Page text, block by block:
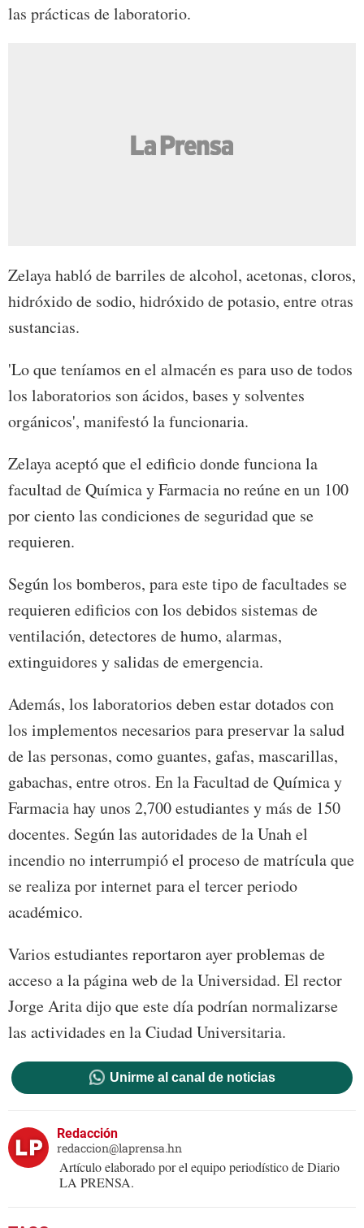
las prácticas de laboratorio.
Zelaya habló de barriles de alcohol, acetonas, cloros,
hidróxido de sodio, hidróxido de potasio, entre otras
sustancias.
'Lo que teníamos en el almacén es para uso de todos
los laboratorios son ácidos, bases y solventes
orgánicos', manifestó la funcionaria.
Zelaya aceptó que el edificio donde funciona la
facultad de Química y Farmacia no reúne en un 100
por ciento las condiciones de seguridad que se
requieren.
Según los bomberos, para este tipo de facultades se
requieren edificios con los debidos sistemas de
ventilación, detectores de humo, alarmas,
extinguidores y salidas de emergencia.
Además, los laboratorios deben estar dotados con
los implementos necesarios para preservar la salud
de las personas, como guantes, gafas, mascarillas,
gabachas, entre otros. En la Facultad de Química y
Farmacia hay unos 2,700 estudiantes y más de 150
docentes. Según las autoridades de la Unah el
incendio no interrumpió el proceso de matrícula que
se realiza por internet para el tercer periodo
académico.
Varios estudiantes reportaron ayer problemas de
acceso a la página web de la Universidad. El rector
Jorge Arita dijo que este día podrían normalizarse
las actividades en la Ciudad Universitaria.
Unirme al canal de noticias
Redacción
redaccion@laprensa.hn
Artículo elaborado por el equipo periodístico de Diario
LA PRENSA.